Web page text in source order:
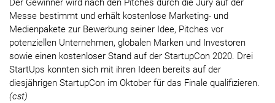
Der Gewinner wird nach den Pitches durch die Jury auf der
Messe bestimmt und erhält kostenlose Marketing- und
Medienpakete zur Bewerbung seiner Idee, Pitches vor
potenziellen Unternehmen, globalen Marken und Investoren
sowie einen kostenloser Stand auf der StartupCon 2020. Drei
StartUps konnten sich mit ihren Ideen bereits auf der
diesjährigen StartupCon im Oktober für das Finale qualifizieren.
(cst)